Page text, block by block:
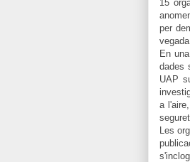
15
per
En una
dades
UAP
a
Les